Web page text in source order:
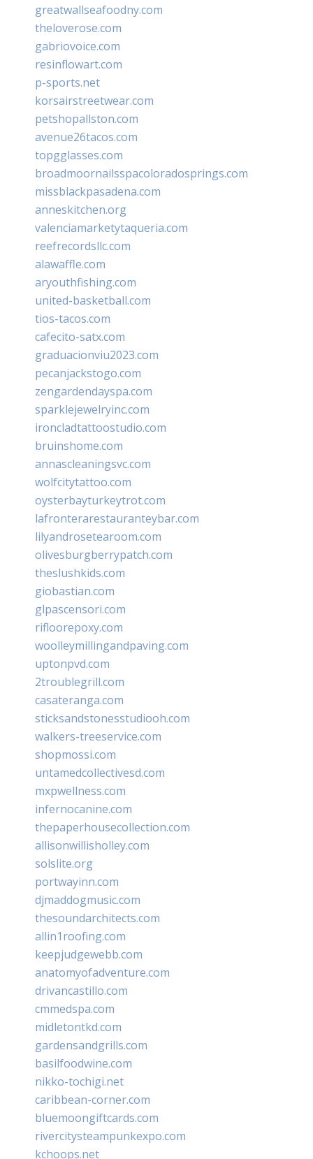
greatwallseafoodny.com
theloverose.com
gabriovoice.com
resinflowart.com
p-sports.net
korsairstreetwear.com
petshopallston.com
avenue26tacos.com
topgglasses.com
broadmoornailsspacoloradosprings.com
missblackpasadena.com
anneskitchen.org
valenciamarketytaqueria.com
reefrecordsllc.com
alawaffle.com
aryouthfishing.com
united-basketball.com
tios-tacos.com
cafecito-satx.com
graduacionviu2023.com
pecanjackstogo.com
zengardendayspa.com
sparklejewelryinc.com
ironcladtattoostudio.com
bruinshome.com
annascleaningsvc.com
wolfcitytattoo.com
oysterbayturkeytrot.com
lafronterarestauranteybar.com
lilyandrosetearoom.com
olivesburgberrypatch.com
theslushkids.com
giobastian.com
glpascensori.com
rifloorepoxy.com
woolleymillingandpaving.com
uptonpvd.com
2troublegrill.com
casateranga.com
sticksandstonesstudiooh.com
walkers-treeservice.com
shopmossi.com
untamedcollectivesd.com
mxpwellness.com
infernocanine.com
thepaperhousecollection.com
allisonwillisholley.com
solslite.org
portwayinn.com
djmaddogmusic.com
thesoundarchitects.com
allin1roofing.com
keepjudgewebb.com
anatomyofadventure.com
drivancastillo.com
cmmedspa.com
midletontkd.com
gardensandgrills.com
basilfoodwine.com
nikko-tochigi.net
caribbean-corner.com
bluemoongiftcards.com
rivercitysteampunkexpo.com
kchoops.net